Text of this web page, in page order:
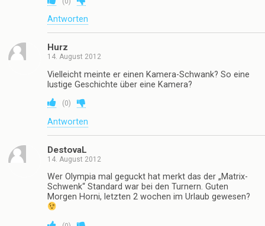
Antworten
Hurz
14. August 2012
Vielleicht meinte er einen Kamera-Schwank? So eine
lustige Geschichte über eine Kamera?
(0)
Antworten
DestovaL
14. August 2012
Wer Olympia mal geguckt hat merkt das der „Matrix-
Schwenk“ Standard war bei den Turnern. Guten
Morgen Horni, letzten 2 wochen im Urlaub gewesen?